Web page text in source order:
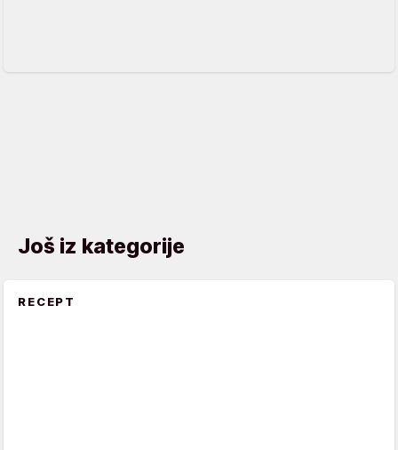
Još iz kategorije
RECEPT